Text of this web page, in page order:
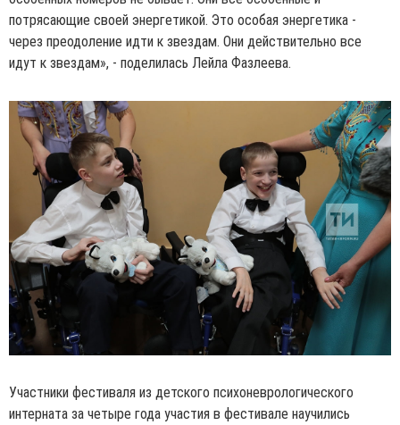
потрясающие своей энергетикой. Это особая энергетика -
через преодоление идти к звездам. Они действительно все
идут к звездам», - поделилась Лейла Фазлеева.
Участники фестиваля из детского психоневрологического
интерната за четыре года участия в фестивале научились